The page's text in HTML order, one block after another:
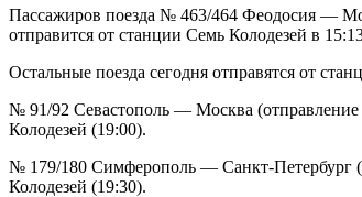
Пассажиров поезда № 463/464 Феодосия —
отправится от станции Семь Колодезей в
Остальные поезда сегодня отправятся от
№ 91/92 Севастополь — Москва (отправление
Колодезей (19:00).
№ 179/180 Симферополь — Санкт-Петербург
Колодезей (19:30).